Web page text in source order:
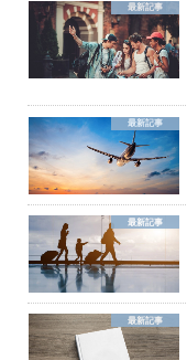
最新記事
最新記事
最新記事
最新記事